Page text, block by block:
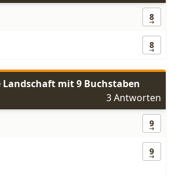
8
8
mit 9 Buchstaben
3 Antworten
9
9